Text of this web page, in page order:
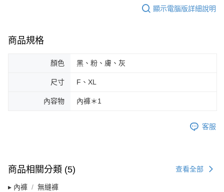
５．嚴禁一人註冊多個帳號或使用他人資訊註冊。若發現惡意使用之情形，
恩沛科技股份有限公司將有權停止該用戶之使用額度並採取法律行動。
顯示電腦版詳細說明
商品規格
顏色 黑、粉、膚、灰
尺寸 F、XL
內容物 內褲＊1
客服
商品相關分類 (5) 查看全部
▸ 內褲 無縫褲